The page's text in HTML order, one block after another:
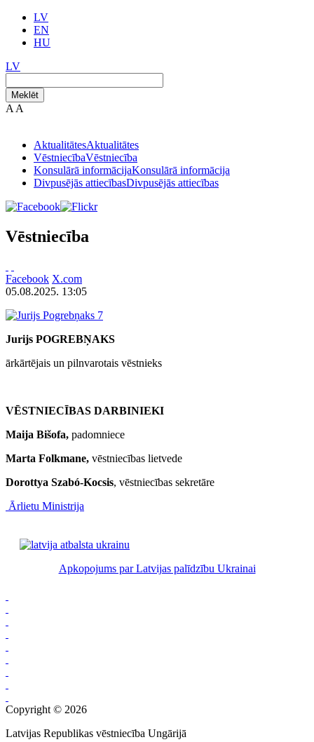
LV
EN
HU
LV
Meklēt
A A
AktualitātesAktualitātes
VēstniecībaVēstniecība
Konsulārā informācijaKonsulārā informācija
Divpusējās attiecībasDivpusējās attiecības
Vēstniecība
Facebook X.com
05.08.2025. 13:05
Jurijs POGREBŅAKS
ārkārtējais un pilnvarotais vēstnieks
VĒSTNIECĪBAS DARBINIEKI
Maija Bišofa, padomniece
Marta Folkmane, vēstniecības lietvede
Dorottya Szabó-Kocsis, vēstniecības sekretāre
Ārlietu Ministrija
Apkopojums par Latvijas palīdzību Ukrainai
Copyright © 2026
Latvijas Republikas vēstniecība Ungārijā